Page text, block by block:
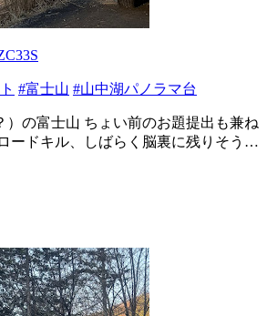
#富士山 #山中湖パノラマ台
）の富士山 ちょい前のお題提出も兼ね
ードキル、しばらく脳裏に残りそう…